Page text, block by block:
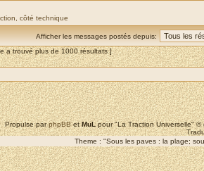
côté technique
Afficher les messages postés depuis:
a trouvé plus de 1000 résultats ]
Propulse parphpBBetMuLpour "La Traction Universelle"
Theme : "Sous les paves : la plage;